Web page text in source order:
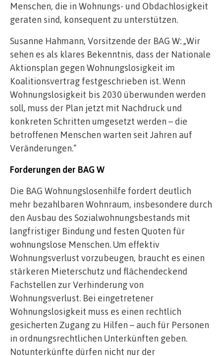
Menschen, die in Wohnungs- und Obdachlosigkeit
geraten sind, konsequent zu unterstützen.
Susanne Hahmann, Vorsitzende der BAG W: „Wir
sehen es als klares Bekenntnis, dass der Nationale
Aktionsplan gegen Wohnungslosigkeit im
Koalitionsvertrag festgeschrieben ist. Wenn
Wohnungslosigkeit bis 2030 überwunden werden
soll, muss der Plan jetzt mit Nachdruck und
konkreten Schritten umgesetzt werden – die
betroffenen Menschen warten seit Jahren auf
Veränderungen.“
Forderungen der BAG W
Die BAG Wohnungslosenhilfe fordert deutlich
mehr bezahlbaren Wohnraum, insbesondere durch
den Ausbau des Sozialwohnungsbestands mit
langfristiger Bindung und festen Quoten für
wohnungslose Menschen. Um effektiv
Wohnungsverlust vorzubeugen, braucht es einen
stärkeren Mieterschutz und flächendeckend
Fachstellen zur Verhinderung von
Wohnungsverlust. Bei eingetretener
Wohnungslosigkeit muss es einen rechtlich
gesicherten Zugang zu Hilfen – auch für Personen
in ordnungsrechtlichen Unterkünften geben.
Notunterkünfte dürfen nicht nur der